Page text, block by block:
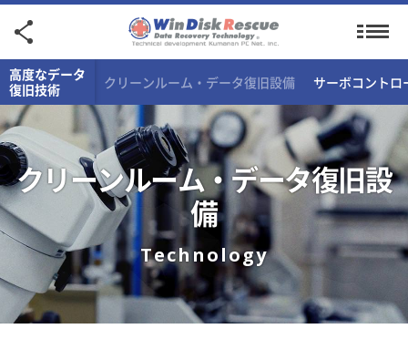
高度なデータ
復旧技術
クリーンルーム・データ復旧設備 サーボコントロ
クリーンルーム・データ復旧設
備
Technology